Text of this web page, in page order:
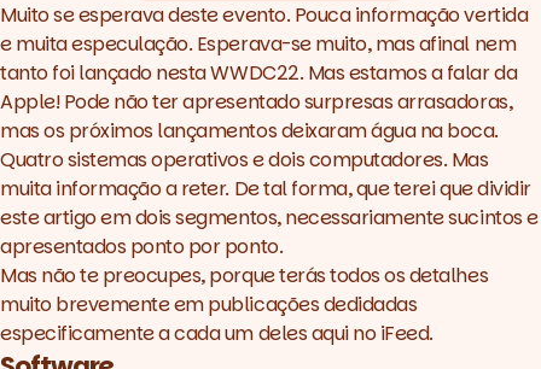
iOS 16
Apple Home
Muito se esperava deste evento. Pouca informação vertida
e muita especulação. Esperava-se muito, mas afinal nem
tanto foi lançado nesta WWDC22. Mas estamos a falar da
Apple! Pode não ter apresentado surpresas arrasadoras,
mas os próximos lançamentos deixaram água na boca.
Quatro sistemas operativos e dois computadores. Mas
muita informação a reter. De tal forma, que terei que dividir
este artigo em dois segmentos, necessariamente sucintos e
apresentados ponto por ponto.
Mas não te preocupes, porque terás todos os detalhes
muito brevemente em publicações dedidadas
especificamente a cada um deles aqui no iFeed.